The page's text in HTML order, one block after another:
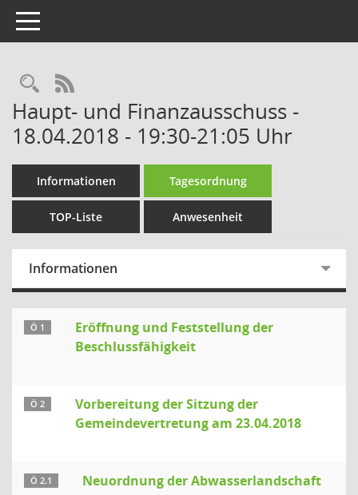
Toggle navigation
Rechercheauswahl
RSS-Feed
Haupt- und Finanzausschuss -
18.04.2018 - 19:30-21:05 Uhr
Informationen Tagesordnung
TOP-Liste Anwesenheit
Informationen
Ö 1
Eröffnung und Feststellung der
Beschlussfähigkeit
Ö 2
Vorbereitung der Sitzung der
Gemeindevertretung am 23.04.2018
Ö 2.1 Neuordnung der Abwasserlandschaft